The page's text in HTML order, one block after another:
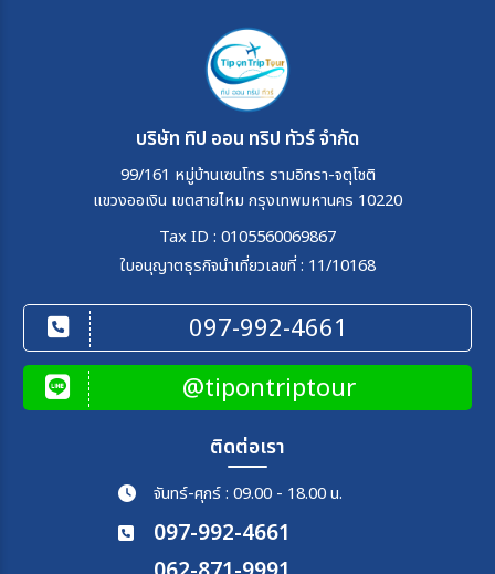
บริษัท ทิป ออน ทริป ทัวร์ จำกัด
99/161 หมู่บ้านเซนโทร รามอิทรา-จตุโชติ
แขวงออเงิน เขตสายไหม กรุงเทพมหานคร 10220
Tax ID : 0105560069867
ใบอนุญาตธุรกิจนำเที่ยวเลขที่ : 11/10168
097-992-4661
@tipontriptour
ติดต่อเรา
จันทร์-ศุกร์ : 09.00 - 18.00 น.
097-992-4661